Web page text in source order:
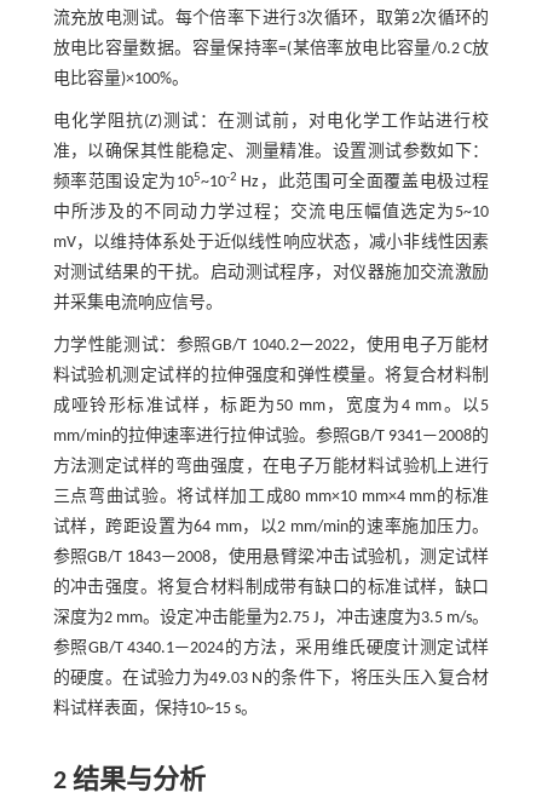
流充放电测试。每个倍率下进行3次循环，取第2次循环的
放电比容量数据。容量保持率=(某倍率放电比容量/0.2 C放
电比容量)×100%。
电化学阻抗(Z)测试：在测试前，对电化学工作站进行校
准，以确保其性能稳定、测量精准。设置测试参数如下：
频率范围设定为105~10-2 Hz，此范围可全面覆盖电极过程
中所涉及的不同动力学过程；交流电压幅值选定为5~10
mV，以维持体系处于近似线性响应状态，减小非线性因素
对测试结果的干扰。启动测试程序，对仪器施加交流激励
并采集电流响应信号。
力学性能测试：参照GB/T 1040.2—2022，使用电子万能材
料试验机测定试样的拉伸强度和弹性模量。将复合材料制
成哑铃形标准试样，标距为50 mm，宽度为4 mm。以5
mm/min的拉伸速率进行拉伸试验。参照GB/T 9341—2008的
方法测定试样的弯曲强度，在电子万能材料试验机上进行
三点弯曲试验。将试样加工成80 mm×10 mm×4 mm的标准
试样，跨距设置为64 mm，以2 mm/min的速率施加压力。
参照GB/T 1843—2008，使用悬臂梁冲击试验机，测定试样
的冲击强度。将复合材料制成带有缺口的标准试样，缺口
深度为2 mm。设定冲击能量为2.75 J，冲击速度为3.5 m/s。
参照GB/T 4340.1—2024的方法，采用维氏硬度计测定试样
的硬度。在试验力为49.03 N的条件下，将压头压入复合材
料试样表面，保持10~15 s。
2 结果与分析